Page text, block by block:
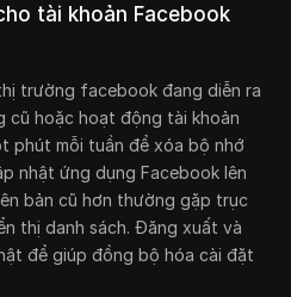
tài khoản Facebook
trường facebook đang diễn ra
cũ hoặc hoạt động tài khoản
phút mỗi tuần để xóa bộ nhớ
nhật ứng dụng Facebook lên
bản cũ hơn thường gặp trục
thị danh sách. Đăng xuất và
để giúp đồng bộ hóa cài đặt